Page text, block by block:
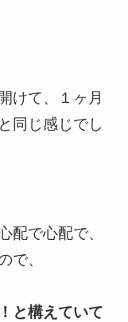
けて、１ヶ月
同じ感じでし
配で心配で、
で、
と構えていて